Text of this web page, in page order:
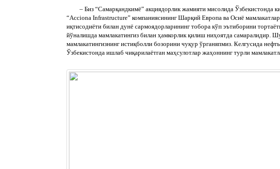
– Биз “Самарқандкимё” акциядорлик жамияти мисолида Ўзбекистонда
“Acciona Infrastructure” компаниясининг Шарқий Европа ва Осиё
иқтисодиёти билан дунё сармоядорларининг тобора кўп эътиборини
йўналишда мамлакатингиз билан ҳамкорлик қилиш ниҳоятда самаралидир.
мамлакатингизнинг истиқболли бозорини чуқур ўрганяпмиз. Келгусида
Ўзбекистонда ишлаб чиқарилаётган маҳсулотлар жаҳоннинг турли